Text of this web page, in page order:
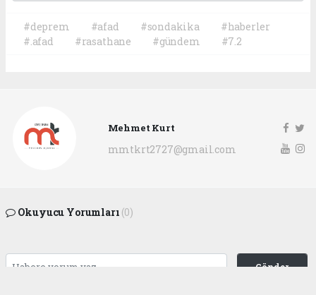
#deprem #afad #sondakika
#haberler
#.afad
#rasathane #gündem #7.2
Mehmet Kurt
mmtkrt2727@gmail.com
Okuyucu Yorumları (0)
Gönder